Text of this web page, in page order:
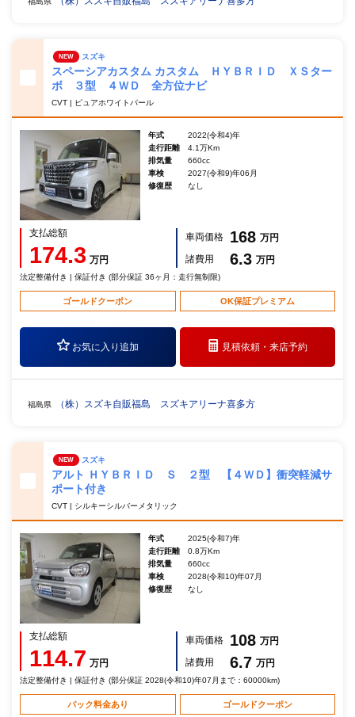
NEW スズキ
スペーシアカスタム カスタム ＨＹＢＲＩＤ ＸＳター
ボ ３型 ４ＷＤ 全方位ナビ
CVT | ピュアホワイトパール
年式
2022(令和4)年
走行距離
4.1万Km
排気量
660cc
車検
2027(令和9)年06月
修復歴
なし
支払総額
174.3 万円
車両価格 168 万円
諸費用
6.3 万円
法定整備付き | 保証付き (部分保証 36ヶ月：走行無制限)
ゴールドクーポン OK保証プレミアム
お気に入り追加 見積依頼・来店予約
福島県 （株）スズキ自販福島 スズキアリーナ喜多方
NEW スズキ
アルト ＨＹＢＲＩＤ Ｓ ２型 【４ＷＤ】衝突軽減サ
ポート付き
CVT | シルキーシルバーメタリック
年式
2025(令和7)年
走行距離
0.8万Km
排気量
660cc
車検
2028(令和10)年07月
修復歴
なし
支払総額
114.7 万円
車両価格 108 万円
諸費用
6.7 万円
法定整備付き | 保証付き (部分保証 2028(令和10)年07月まで：60000km)
パック料金あり ゴールドクーポン